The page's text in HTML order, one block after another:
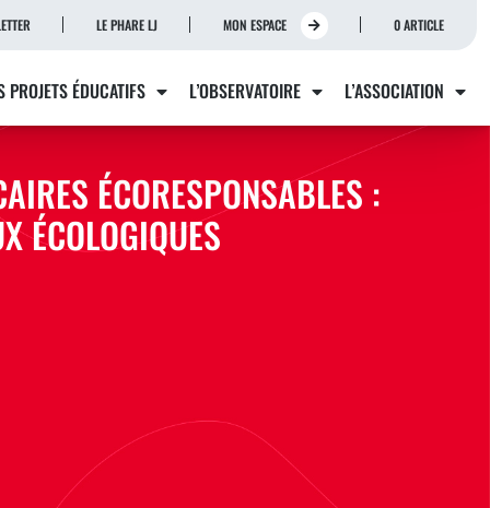
LE PHARE LJ MON ESPACE 0 ARTICLE
PROJETS ÉDUCATIFS L’OBSERVATOIRE L’ASSOCIATION
ÉCORESPONSABLES :
ÉCOLOGIQUES